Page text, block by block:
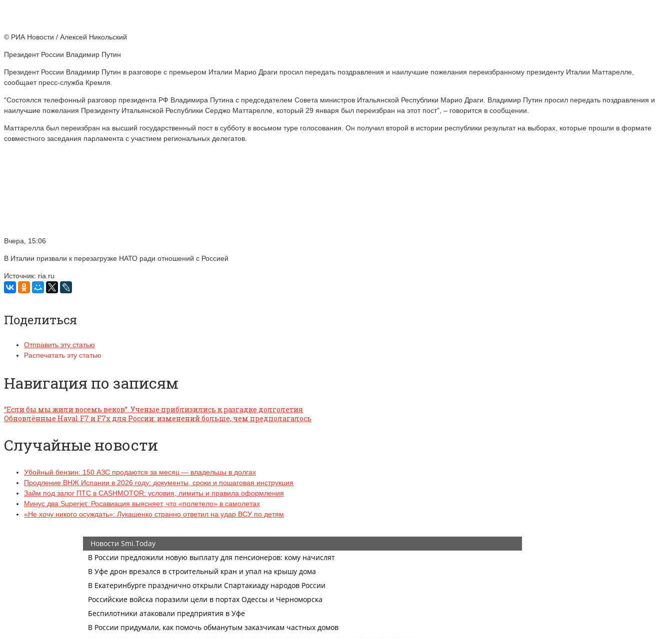
© РИА Новости / Алексей Никольский
Президент России Владимир Путин
Президент России Владимир Путин в разговоре с премьером Италии Марио Драги просил передать поздравления и наилучшие пожелания переизбранному президенту Италии Маттарелле,
сообщает пресс-служба Кремля.
“Состоялся телефонный разговор президента РФ Владимира Путина с председателем Совета министров Итальянской Республики Марио Драги. Владимир Путин просил передать поздравления и
наилучшие пожелания Президенту Итальянской Республики Серджо Маттарелле, который 29 января был переизбран на этот пост”, – говорится в сообщении.
Маттарелла был переизбран на высший государственный пост в субботу в восьмом туре голосования. Он получил второй в истории республики результат на выборах, которые прошли в формате
совместного заседания парламента с участием региональных делегатов.
Вчера, 15:06
В Италии призвали к перезагрузке НАТО ради отношений с Россией
Источник: ria.ru
Поделиться
Отправить эту статью
Распечатать эту статью
Навигация по записям
“Если бы мы жили восемь веков”. Ученые приблизились к разгадке долголетия
Обновлённые Haval F7 и F7x для России: изменений больше, чем предполагалось
Случайные новости
Убойный бензин: 150 АЗС продаются за месяц — владельцы в долгах
Продление ВНЖ Испании в 2026 году: документы, сроки и пошаговая инструкция
Займ под залог ПТС в CASHMOTOR: условия, лимиты и правила оформления
Минус два Superjet: Росавиация выясняет, что «полетело» в самолетах
«Не хочу никого осуждать»: Лукашенко странно ответил на удар ВСУ по детям